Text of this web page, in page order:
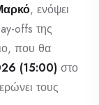
, ενόψει
offs της
που θα
(15:00) στο
τους